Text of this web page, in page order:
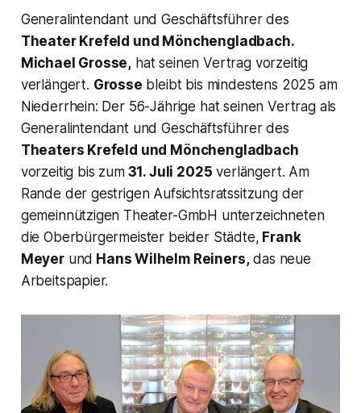
Generalintendant und Geschäftsführer des
Theater Krefeld und Mönchengladbach.
Michael Grosse, hat seinen Vertrag vorzeitig
verlängert. Grosse bleibt bis mindestens 2025 am
Niederrhein: Der 56-Jährige hat seinen Vertrag als
Generalintendant und Geschäftsführer des
Theaters Krefeld und Mönchengladbach
vorzeitig bis zum31. Juli 2025 verlängert. Am
Rande der gestrigen Aufsichtsratssitzung der
gemeinnützigen Theater-GmbH unterzeichneten
die Oberbürgermeister beider Städte, Frank
Meyerund Hans Wilhelm Reiners,das neue
Arbeitspapier.